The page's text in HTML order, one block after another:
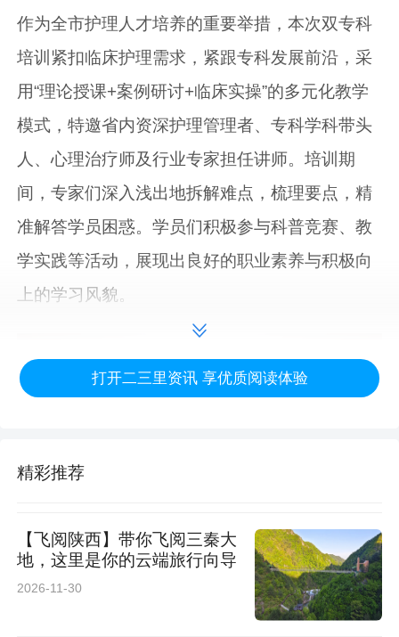
作为全市护理人才培养的重要举措，本次双专科
培训紧扣临床护理需求，紧跟专科发展前沿，采
用“理论授课+案例研讨+临床实操”的多元化教学
模式，特邀省内资深护理管理者、专科学科带头
人、心理治疗师及行业专家担任讲师。培训期
间，专家们深入浅出地拆解难点，梳理要点，精
准解答学员困惑。学员们积极参与科普竞赛、教
学实践等活动，展现出良好的职业素养与积极向
上的学习风貌。
经过近两个月的系统学习与严格考核，28名学员
打开二三里资讯 享优质阅读体验
精彩推荐
【飞阅陕西】带你飞阅三秦大
地，这里是你的云端旅行向导
2026-11-30